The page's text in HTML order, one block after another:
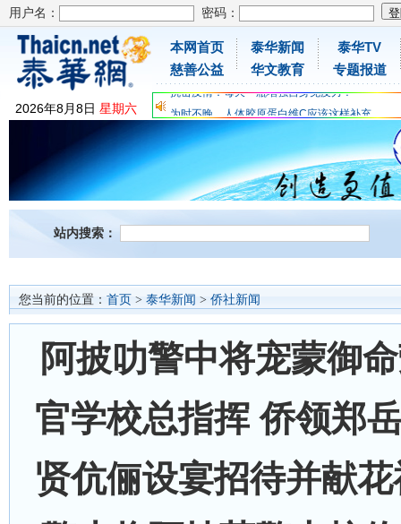
用户名： 密码：
2026年8月8日 星期六
本网首页
慈善公益
泰华新闻
华文教育
泰华TV
专题报道
为时不晚，人体胶原蛋白维C应该这样补充
抗击疫情：每天一瓶增强自身免疫力！
为时不晚，人体胶原蛋白维C应该这样补充
关爱儿童健康，免费领取日本原装尤妮佳超立体
抗击疫情：每天一瓶增强自身免疫力！
站内搜索：
您当前的位置： 首页 > 泰华新闻 > 侨社新闻
阿披叻警中将宠蒙御
官学校总指挥 侨领郑
贤伉俪设宴招待并献